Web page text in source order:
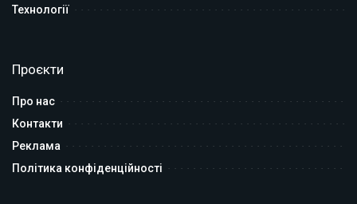
Технології
Проєкти
Про нас
Контакти
Реклама
Політика конфіденційності